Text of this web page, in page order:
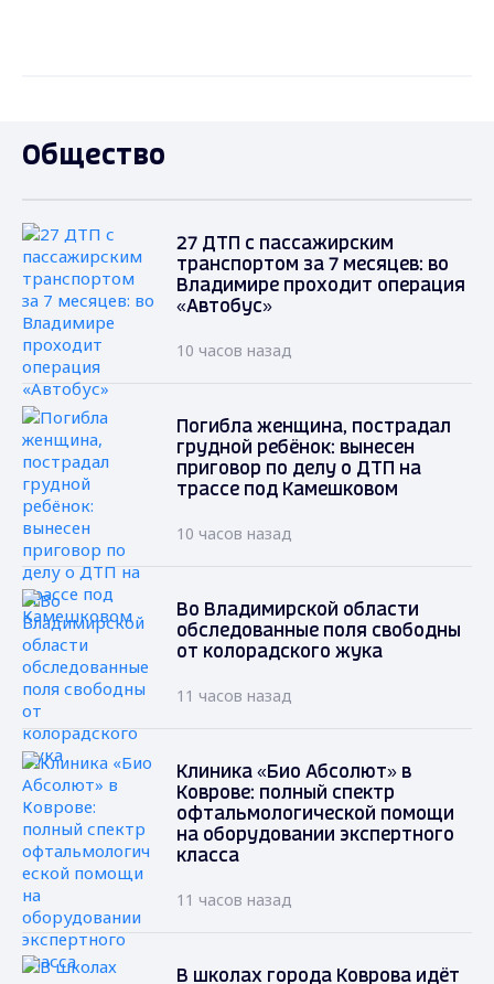
Общество
27 ДТП с пассажирским
транспортом за 7 месяцев: во
Владимире проходит операция
«Автобус»
10 часов назад
Погибла женщина, пострадал
грудной ребёнок: вынесен
приговор по делу о ДТП на
трассе под Камешковом
10 часов назад
Во Владимирской области
обследованные поля свободны
от колорадского жука
11 часов назад
Клиника «Био Абсолют» в
Коврове: полный спектр
офтальмологической помощи
на оборудовании экспертного
класса
11 часов назад
В школах города Коврова идёт